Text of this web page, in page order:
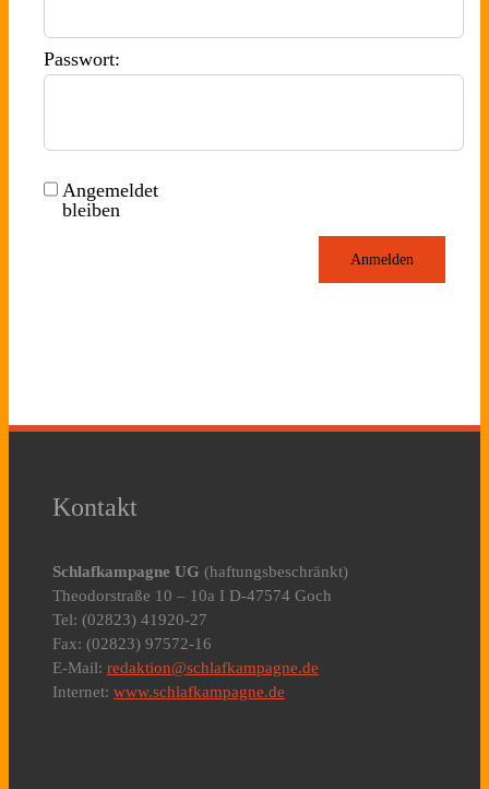
Passwort:
Angemeldet
bleiben
Anmelden
Kontakt
Schlafkampagne UG (haftungsbeschränkt)
Theodorstraße 10 – 10a I D-47574 Goch
Tel: (02823) 41920-27
Fax: (02823) 97572-16
E-Mail: redaktion@schlafkampagne.de
Internet: www.schlafkampagne.de